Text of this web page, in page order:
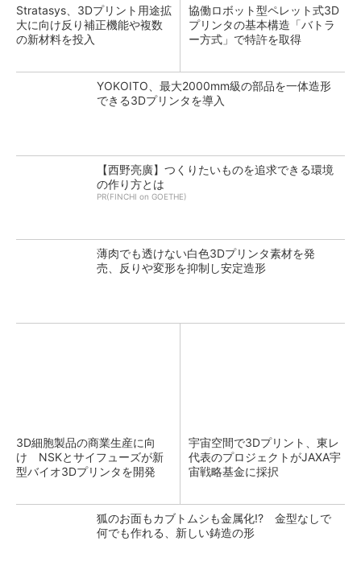
Stratasys、3Dプリント用途拡
大に向け反り補正機能や複数
の新材料を投入
協働ロボット型ペレット式3D
プリンタの基本構造「バトラ
ー方式」で特許を取得
YOKOITO、最大2000mm級の部品を一体造形
できる3Dプリンタを導入
【西野亮廣】つくりたいものを追求できる環境
の作り方とは
PR(FINCHI on GOETHE)
薄肉でも透けない白色3Dプリンタ素材を発
売、反りや変形を抑制し安定造形
3D細胞製品の商業生産に向
け NSKとサイフューズが新
型バイオ3Dプリンタを開発
宇宙空間で3Dプリント、東レ
代表のプロジェクトがJAXA宇
宙戦略基金に採択
狐のお面もカブトムシも金属化!? 金型なしで
何でも作れる、新しい鋳造の形